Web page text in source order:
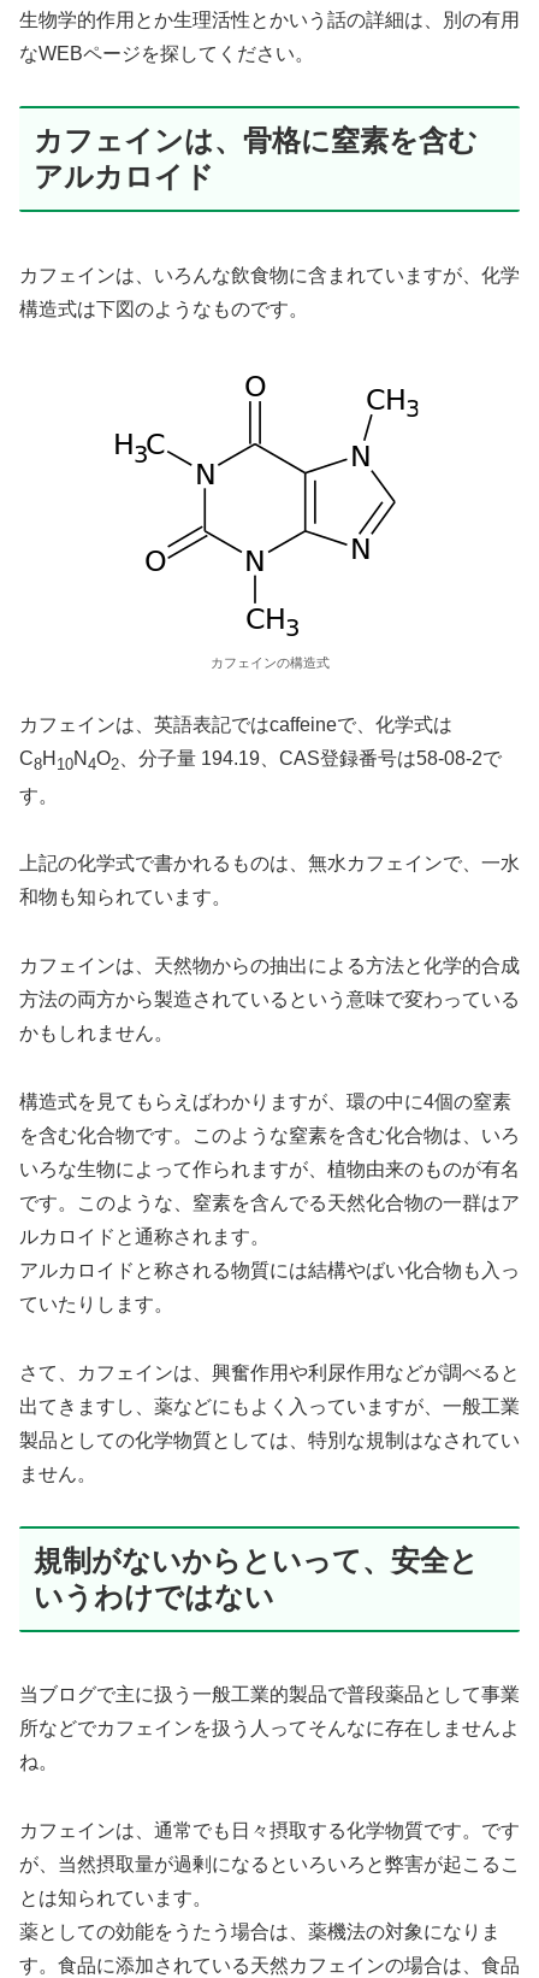
生物学的作用とか生理活性とかいう話の詳細は、別の有用
なWEBページを探してください。
カフェインは、骨格に窒素を含む
アルカロイド
カフェインは、いろんな飲食物に含まれていますが、化学
構造式は下図のようなものです。
カフェインの構造式
カフェインは、英語表記ではcaffeineで、化学式は
C8H 10N 4O2 、分子量 194.19、CAS登録番号は58-08-2で
す。
上記の化学式で書かれるものは、無水カフェインで、一水
和物も知られています。
カフェインは、天然物からの抽出による方法と化学的合成
方法の両方から製造されているという意味で変わっている
かもしれません。
構造式を見てもらえばわかりますが、環の中に4個の窒素
を含む化合物です。このような窒素を含む化合物は、いろ
いろな生物によって作られますが、植物由来のものが有名
です。このような、窒素を含んでる天然化合物の一群はア
ルカロイドと通称されます。
アルカロイドと称される物質には結構やばい化合物も入っ
ていたりします。
さて、カフェインは、興奮作用や利尿作用などが調べると
出てきますし、薬などにもよく入っていますが、一般工業
製品としての化学物質としては、特別な規制はなされてい
ません。
規制がないからといって、安全と
いうわけではない
当ブログで主に扱う一般工業的製品で普段薬品として事業
所などでカフェインを扱う人ってそんなに存在しませんよ
ね。
カフェインは、通常でも日々摂取する化学物質です。です
が、当然摂取量が過剰になるといろいろと弊害が起こるこ
とは知られています。
薬としての効能をうたう場合は、薬機法の対象になりま
す。食品に添加されている天然カフェインの場合は、食品